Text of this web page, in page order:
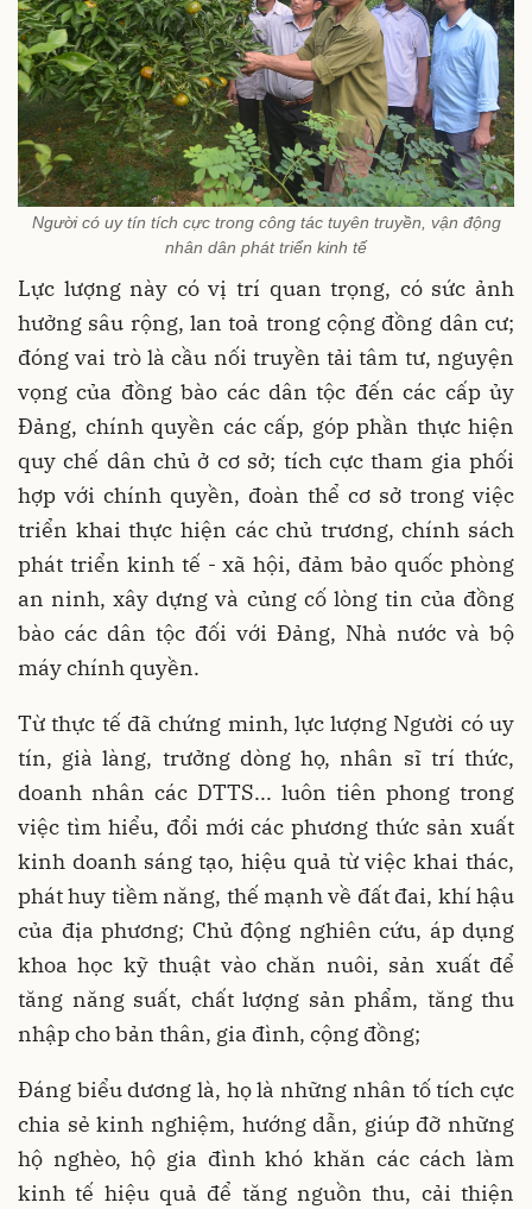
Người có uy tín tích cực trong công tác tuyên truyền, vận động
nhân dân phát triển kinh tế
Lực lượng này có vị trí quan trọng, có sức ảnh
hưởng sâu rộng, lan toả trong cộng đồng dân cư;
đóng vai trò là cầu nối truyền tải tâm tư, nguyện
vọng của đồng bào các dân tộc đến các cấp ủy
Đảng, chính quyền các cấp, góp phần thực hiện
quy chế dân chủ ở cơ sở; tích cực tham gia phối
hợp với chính quyền, đoàn thể cơ sở trong việc
triển khai thực hiện các chủ trương, chính sách
phát triển kinh tế - xã hội, đảm bảo quốc phòng
an ninh, xây dựng và củng cố lòng tin của đồng
bào các dân tộc đối với Đảng, Nhà nước và bộ
máy chính quyền.
Từ thực tế đã chứng minh, lực lượng Người có uy
tín, già làng, trưởng dòng họ, nhân sĩ trí thức,
doanh nhân các DTTS... luôn tiên phong trong
việc tìm hiểu, đổi mới các phương thức sản xuất
kinh doanh sáng tạo, hiệu quả từ việc khai thác,
phát huy tiềm năng, thế mạnh về đất đai, khí hậu
của địa phương; Chủ động nghiên cứu, áp dụng
khoa học kỹ thuật vào chăn nuôi, sản xuất để
tăng năng suất, chất lượng sản phẩm, tăng thu
nhập cho bản thân, gia đình, cộng đồng;
Đáng biểu dương là, họ là những nhân tố tích cực
chia sẻ kinh nghiệm, hướng dẫn, giúp đỡ những
hộ nghèo, hộ gia đình khó khăn các cách làm
kinh tế hiệu quả để tăng nguồn thu, cải thiện